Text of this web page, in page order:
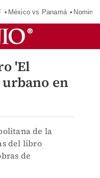
México vs Panamá
'El
en
de la
del libro
de